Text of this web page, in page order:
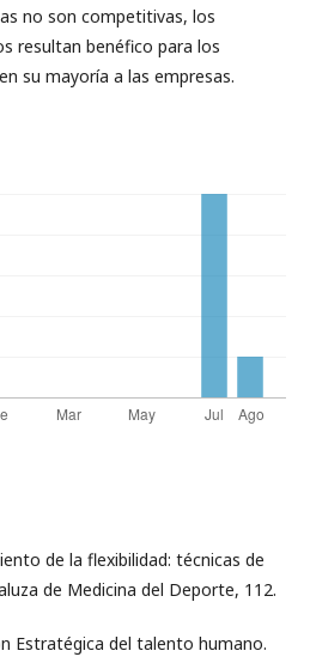
no son competitivas, los
resultan benéfico para los
su mayoría a las empresas.
de la flexibilidad: técnicas de
de Medicina del Deporte, 112.
Estratégica del talento humano.